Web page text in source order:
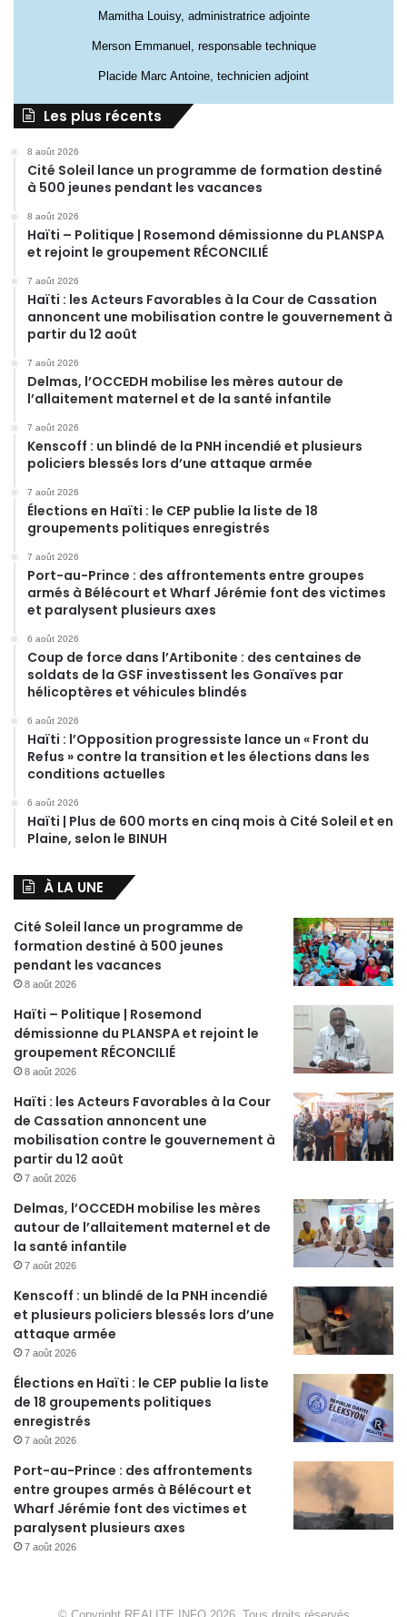
Mamitha Louisy, administratrice adjointe
Merson Emmanuel, responsable technique
Placide Marc Antoine, technicien adjoint
Les plus récents
8 août 2026
Cité Soleil lance un programme de formation destiné
à 500 jeunes pendant les vacances
8 août 2026
Haïti – Politique | Rosemond démissionne du PLANSPA
et rejoint le groupement RÉCONCILIÉ
7 août 2026
Haïti : les Acteurs Favorables à la Cour de Cassation
annoncent une mobilisation contre le gouvernement à
partir du 12 août
7 août 2026
Delmas, l’OCCEDH mobilise les mères autour de
l’allaitement maternel et de la santé infantile
7 août 2026
Kenscoff : un blindé de la PNH incendié et plusieurs
policiers blessés lors d’une attaque armée
7 août 2026
Élections en Haïti : le CEP publie la liste de 18
groupements politiques enregistrés
7 août 2026
Port-au-Prince : des affrontements entre groupes
armés à Bélécourt et Wharf Jérémie font des victimes
et paralysent plusieurs axes
6 août 2026
Coup de force dans l’Artibonite : des centaines de
soldats de la GSF investissent les Gonaïves par
hélicoptères et véhicules blindés
6 août 2026
Haïti : l’Opposition progressiste lance un « Front du
Refus » contre la transition et les élections dans les
conditions actuelles
6 août 2026
Haïti | Plus de 600 morts en cinq mois à Cité Soleil et en
Plaine, selon le BINUH
À LA UNE
Cité Soleil lance un programme de
formation destiné à 500 jeunes
pendant les vacances
8 août 2026
Haïti – Politique | Rosemond
démissionne du PLANSPA et rejoint le
groupement RÉCONCILIÉ
8 août 2026
Haïti : les Acteurs Favorables à la Cour
de Cassation annoncent une
mobilisation contre le gouvernement à
partir du 12 août
7 août 2026
Delmas, l’OCCEDH mobilise les mères
autour de l’allaitement maternel et de
la santé infantile
7 août 2026
Kenscoff : un blindé de la PNH incendié
et plusieurs policiers blessés lors d’une
attaque armée
7 août 2026
Élections en Haïti : le CEP publie la liste
de 18 groupements politiques
enregistrés
7 août 2026
Port-au-Prince : des affrontements
entre groupes armés à Bélécourt et
Wharf Jérémie font des victimes et
paralysent plusieurs axes
7 août 2026